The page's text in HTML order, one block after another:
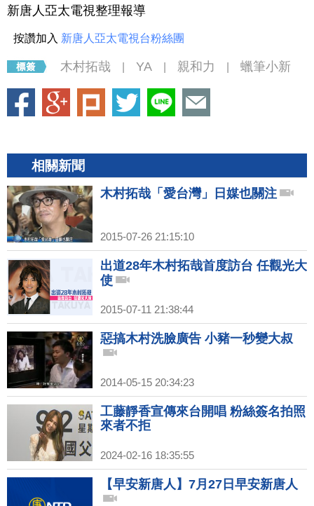
新唐人亞太電視整理報導
按讚加入 新唐人亞太電視台粉絲團
木村拓哉 YA 親和力 蠟筆小新
相關新聞
木村拓哉「愛台灣」日媒也關注
2015-07-26 21:15:10
出道28年木村拓哉首度訪台 任觀光大
使
2015-07-11 21:38:44
惡搞木村洗臉廣告 小豬一秒變大叔
2014-05-15 20:34:23
工藤靜香宣傳來台開唱 粉絲簽名拍照
來者不拒
2024-02-16 18:35:55
【早安新唐人】7月27日早安新唐人